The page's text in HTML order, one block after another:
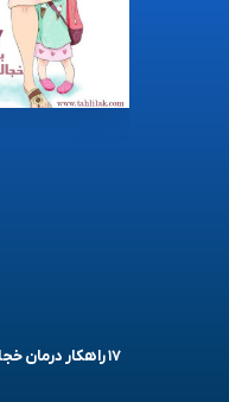
۱۷ راهکار درمان خجالت کودکان